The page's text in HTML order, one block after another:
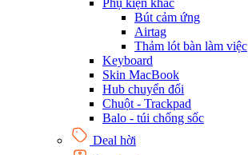
Phụ kiện khác
Bút cảm ứng
Airtag
Thảm lót bàn làm việc
Keyboard
Skin MacBook
Hub chuyển đổi
Chuột - Trackpad
Balo - túi chống sốc
Deal hời